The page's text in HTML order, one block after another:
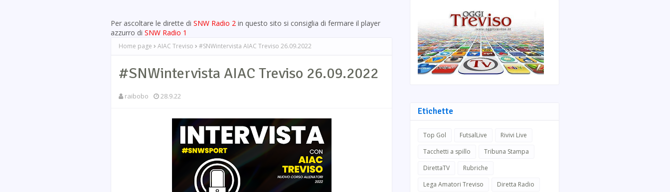
Per ascoltare le dirette di SNW Radio 2 in questo sito si consiglia di fermare il player
azzurro di SNW Radio 1
Home page AIAC Treviso #SNWintervista AIAC Treviso 26.09.2022
#SNWintervista AIAC Treviso 26.09.2022
raibobo 28.9.22
Etichette
Top Gol FutsalLive
Rivivi Live
Tacchetti a spillo
Tribuna Stampa
DirettaTV
Rubriche
Lega Amatori Treviso
Diretta Radio